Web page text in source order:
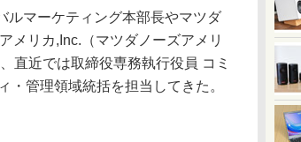
マーケティング本部長やマツダ
メリカ,Inc.（マツダノーズアメリ
直近では取締役専務執行役員 コミ
・管理領域統括を担当してきた。